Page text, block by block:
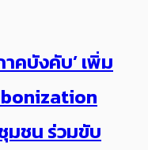
าคบังคับ’ เพิ่ม
มชน ร่วมขับ